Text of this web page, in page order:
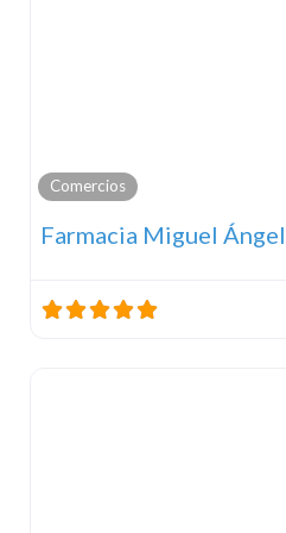
Comercios
Farmacia Miguel